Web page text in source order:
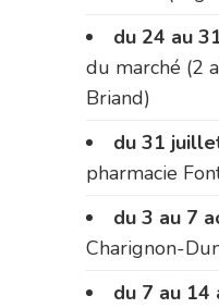
du 24 au
du marché (2
Briand)
du 31
pharmacie
du 3 au 7
Charignon-
du 7 au 14